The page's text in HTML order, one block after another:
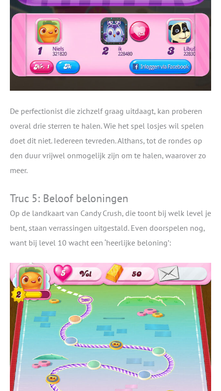
De perfectionist die zichzelf graag uitdaagt, kan proberen
overal drie sterren te halen. Wie het spel losjes wil spelen
doet dit niet. Iedereen tevreden. Althans, tot de rondes op
den duur vrijwel onmogelijk zijn om te halen, waarover zo
meer.
Truc 5: Beloof beloningen
Op de landkaart van Candy Crush, die toont bij welk level je
bent, staan verrassingen uitgestald. Even doorspelen nog,
want bij level 10 wacht een ‘heerlijke beloning’: